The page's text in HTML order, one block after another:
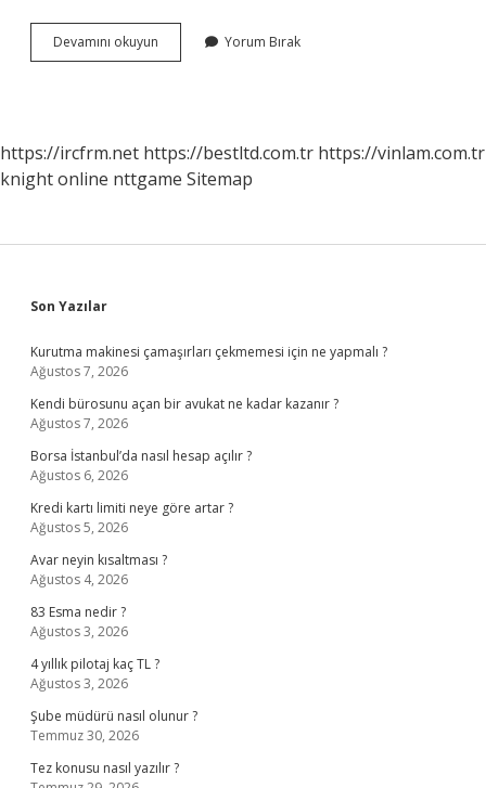
Devamını okuyun Bazlama
Hamuruna
Yorum Bırak
https://ircfrm.net https://bestltd.com.tr https://vinlam.com.tr
knight online nttgame Sitemap
Sidebar
Son Yazılar
Kurutma makinesi çamaşırları çekmemesi için ne yapmalı ?
Ağustos 7, 2026
Kendi bürosunu açan bir avukat ne kadar kazanır ?
Ağustos 7, 2026
Borsa İstanbul’da nasıl hesap açılır ?
Ağustos 6, 2026
Kredi kartı limiti neye göre artar ?
Ağustos 5, 2026
Avar neyin kısaltması ?
Ağustos 4, 2026
83 Esma nedir ?
Ağustos 3, 2026
4 yıllık pilotaj kaç TL ?
Ağustos 3, 2026
Şube müdürü nasıl olunur ?
Temmuz 30, 2026
Tez konusu nasıl yazılır ?